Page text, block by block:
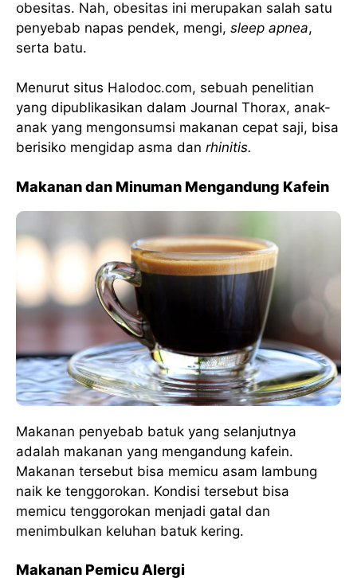
obesitas. Nah, obesitas ini merupakan salah satu
penyebab napas pendek, mengi, sleep apnea,
serta batu.
Menurut situs Halodoc.com, sebuah penelitian
yang dipublikasikan dalam Journal Thorax, anak-
anak yang mengonsumsi makanan cepat saji, bisa
berisiko mengidap asma dan rhinitis.
Makanan dan Minuman Mengandung Kafein
Makanan penyebab batuk yang selanjutnya
adalah makanan yang mengandung kafein.
Makanan tersebut bisa memicu asam lambung
naik ke tenggorokan. Kondisi tersebut bisa
memicu tenggorokan menjadi gatal dan
menimbulkan keluhan batuk kering.
Makanan Pemicu Alergi